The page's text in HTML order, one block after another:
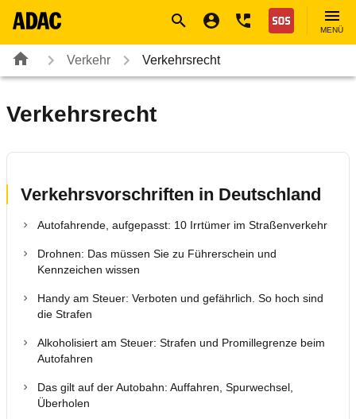
Nothilfe
MENÜ
Verkehr Verkehrsrecht
Verkehrsrecht
Verkehrsvorschriften in Deutschland
Autofahrende, aufgepasst: 10 Irrtümer im Straßenverkehr
Drohnen: Das müssen Sie zu Führerschein und
Kennzeichen wissen
Handy am Steuer: Verboten und gefährlich. So hoch sind
die Strafen
Alkoholisiert am Steuer: Strafen und Promillegrenze beim
Autofahren
Das gilt auf der Autobahn: Auffahren, Spurwechsel,
Überholen